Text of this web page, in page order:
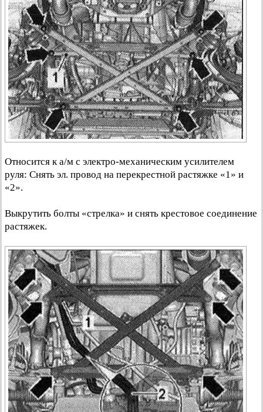
Относится к а/м с электро-механическим усилителем
руля: Снять эл. провод на перекрестной растяжке «1» и
«2».
Выкрутить болты «стрелка» и снять крестовое соединение
растяжек.